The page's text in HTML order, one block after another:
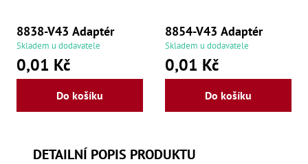
8838-V43 Adaptér
Skladem u dodavatele
0,01 Kč
Do košíku
8854-V43 Adaptér
Skladem u dodavatele
0,01 Kč
Do košíku
DETAILNÍ POPIS PRODUKTU